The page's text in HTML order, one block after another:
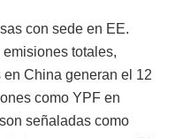
con sede en EE.
totales,
China generan el 12
como YPF en
señaladas como